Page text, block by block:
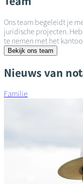
Ons team begeleidt je
juridische projecten.
te nemen met het
Bekijk ons team
Nieuws van
Familie